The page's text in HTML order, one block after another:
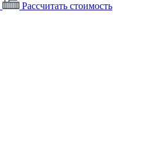
Рассчитать стоимость